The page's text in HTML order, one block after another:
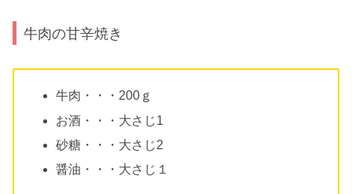
牛肉の甘辛焼き
牛肉・・・200ｇ
お酒・・・大さじ1
砂糖・・・大さじ2
醤油・・・大さじ１